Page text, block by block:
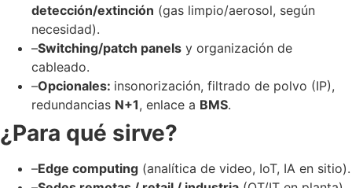
detección/extinción (gas limpio/aerosol, según
necesidad).
–Switching/patch panels y organización de
cableado.
–Opcionales: insonorización, filtrado de polvo (IP),
redundancias N+1, enlace a BMS.
¿Para qué sirve?
–Edge computing (analítica de video, IoT, IA en sitio).